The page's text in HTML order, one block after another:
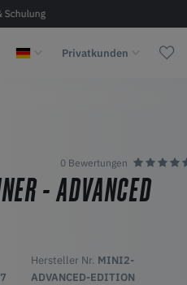
Schulung
Privatkunden
0 Bewertungen
- ADVANCED
Hersteller Nr. MINI2-
ADVANCED-EDITION